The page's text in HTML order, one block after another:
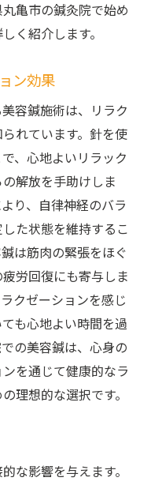
亀市の鍼灸院で始め
く紹介します。
ン効果
容鍼施術は、リラク
れています。針を使
、心地よいリラック
解放を手助けしま
り、自律神経のバラ
た状態を維持するこ
は筋肉の緊張をほぐ
労回復にも寄与しま
クゼーションを感じ
も心地よい時間を過
の美容鍼は、心身の
を通じて健康的なラ
理想的な選択です。
な影響を与えます。